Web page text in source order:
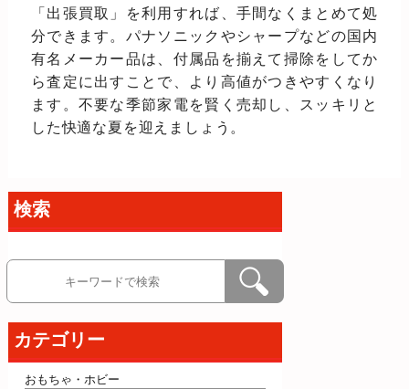
「出張買取」を利用すれば、手間なくまとめて処
分できます。パナソニックやシャープなどの国内
有名メーカー品は、付属品を揃えて掃除をしてか
ら査定に出すことで、より高値がつきやすくなり
ます。不要な季節家電を賢く売却し、スッキリと
した快適な夏を迎えましょう。
検索
カテゴリー
おもちゃ・ホビー